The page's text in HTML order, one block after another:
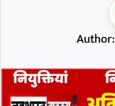
Author: